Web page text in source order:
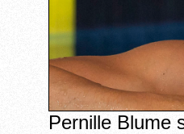
Pernille Blume